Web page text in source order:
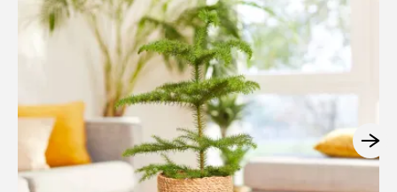
Thema's
Onderneming
FR